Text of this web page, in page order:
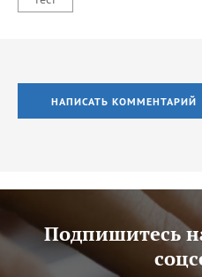
НАПИСАТЬ КОММЕНТАРИЙ
Подпишитесь